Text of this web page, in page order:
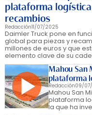
plataforma
recambios
Redacción11/07/2025
Daimler Truck pone en
global para piezas y
millones de euros y que
elemento clave de su
Mahou San
plataforma
Redacción09/
Mahou San
plataforma
la que ha